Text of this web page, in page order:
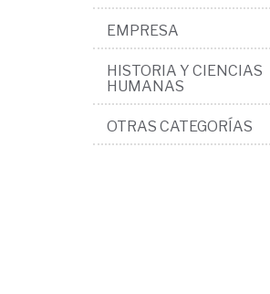
EMPRESA
HISTORIA Y CIENCIAS
HUMANAS
OTRAS CATEGORÍAS